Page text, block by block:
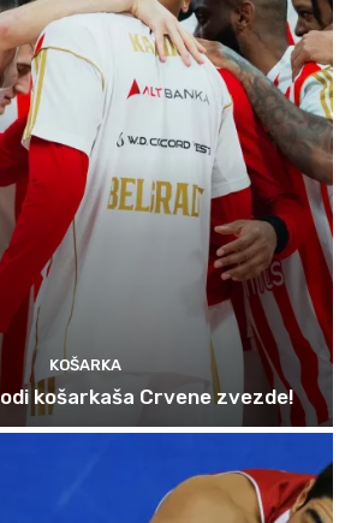
KOŠARKA
košarkaša Crvene zvezde!